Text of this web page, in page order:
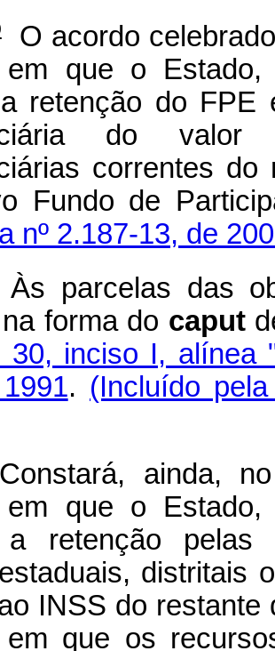
O acordo
em que o
retenção do
do valor
correntes
Fundo de
nº 2.187-13, de
parcelas das
forma do caput
30, inciso I, alínea
. (Incluído
ainda,
em que o
a retenção pelas
distritais
INSS do
em que os